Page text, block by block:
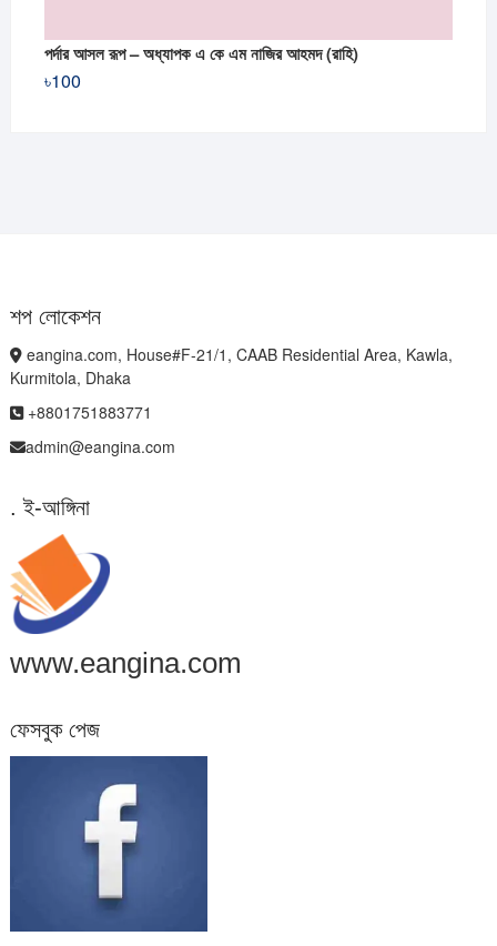
পর্দার আসল রূপ – অধ্যাপক এ কে এম নাজির আহমদ (রাহি)
৳100
শপ লোকেশন
eangina.com, House#F-21/1, CAAB Residential Area, Kawla,
Kurmitola, Dhaka
+8801751883771
admin@eangina.com
. ই-আঙ্গিনা
www.eangina.com
ফেসবুক পেজ